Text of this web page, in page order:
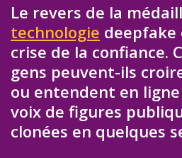
Le revers de la
technologie deepfake
crise de la confiance.
gens peuvent-ils
ou entendent en
voix de figures
clonées en quelques